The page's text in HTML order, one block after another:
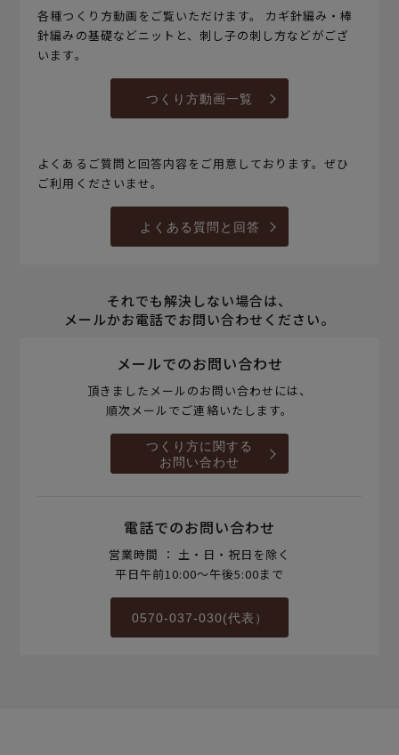
各種つくり方動画をご覧いただけます。 カギ針編み・棒
針編みの基礎などニットと、刺し子の刺し方などがござ
います。
つくり方動画一覧
よくあるご質問と回答内容をご用意しております。ぜひ
ご利用くださいませ。
よくある質問と回答
それでも解決しない場合は、
メールかお電話でお問い合わせください。
メールでのお問い合わせ
頂きましたメールのお問い合わせには、
順次メールでご連絡いたします。
つくり方に関する
お問い合わせ
電話でのお問い合わせ
営業時間 ： 土・日・祝日を除く
平日午前10:00～午後5:00まで
0570-037-030(代表）